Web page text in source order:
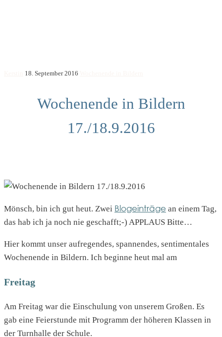
18. September 2016
Wochenende in Bildern
17./18.9.2016
Mönsch, bin ich gut heut. Zwei Blogeinträge an einem Tag,
das hab ich ja noch nie geschafft;-) APPLAUS Bitte…
Hier kommt unser aufregendes, spannendes, sentimentales
Wochenende in Bildern. Ich beginne heut mal am
Freitag
Am Freitag war die Einschulung von unserem Großen. Es
gab eine Feierstunde mit Programm der höheren Klassen in
der Turnhalle der Schule.